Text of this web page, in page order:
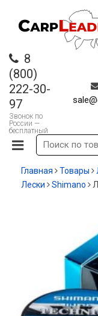
8
(800)
222-30-
97
Звонок по
России —
бесплатный
Главная Товары
Лески
Shimano